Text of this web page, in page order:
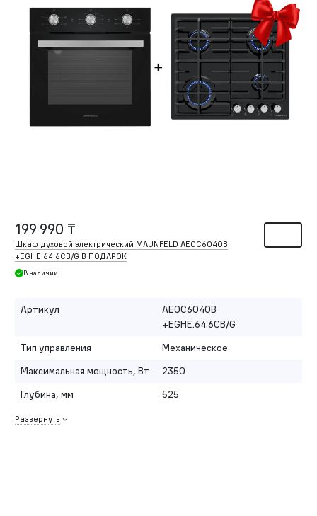
199 990 ₸
Шкаф духовой электрический MAUNFELD AEOC6040B
+EGHE.64.6CB/G В ПОДАРОК
В наличии
Артикул
AEOC6040B
+EGHE.64.6CB/G
Тип управления
Механическое
Максимальная мощность, Вт
2350
Глубина, мм
525
Развернуть